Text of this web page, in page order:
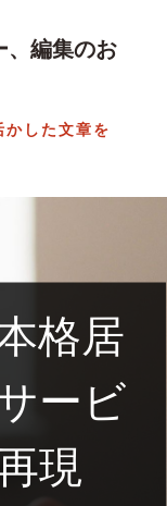
、編集のお
した文章を
格居
ービ
現